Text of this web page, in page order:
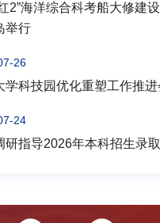
2”海洋综合科考船大修建
举行
26
学科技园优化重塑工作推
24
研指导2026年本科招生录